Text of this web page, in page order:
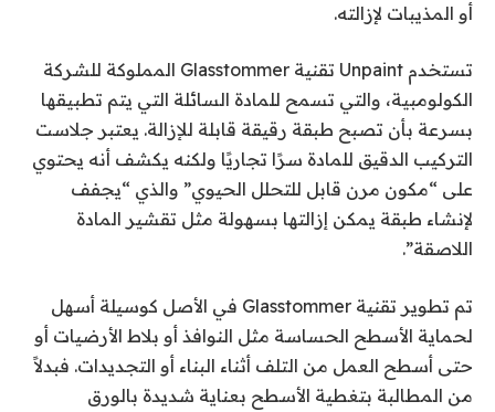
أو المذيبات لإزالته.
تستخدم Unpaint تقنية Glasstommer المملوكة للشركة
الكولومبية، والتي تسمح للمادة السائلة التي يتم تطبيقها
بسرعة بأن تصبح طبقة رقيقة قابلة للإزالة. يعتبر جلاست
التركيب الدقيق للمادة سرًا تجاريًا ولكنه يكشف أنه يحتوي
على “مكون مرن قابل للتحلل الحيوي” والذي “يجفف
لإنشاء طبقة يمكن إزالتها بسهولة مثل تقشير المادة
اللاصقة”.
تم تطوير تقنية Glasstommer في الأصل كوسيلة أسهل
لحماية الأسطح الحساسة مثل النوافذ أو بلاط الأرضيات أو
حتى أسطح العمل من التلف أثناء البناء أو التجديدات. فبدلاً
من المطالبة بتغطية الأسطح بعناية شديدة بالورق